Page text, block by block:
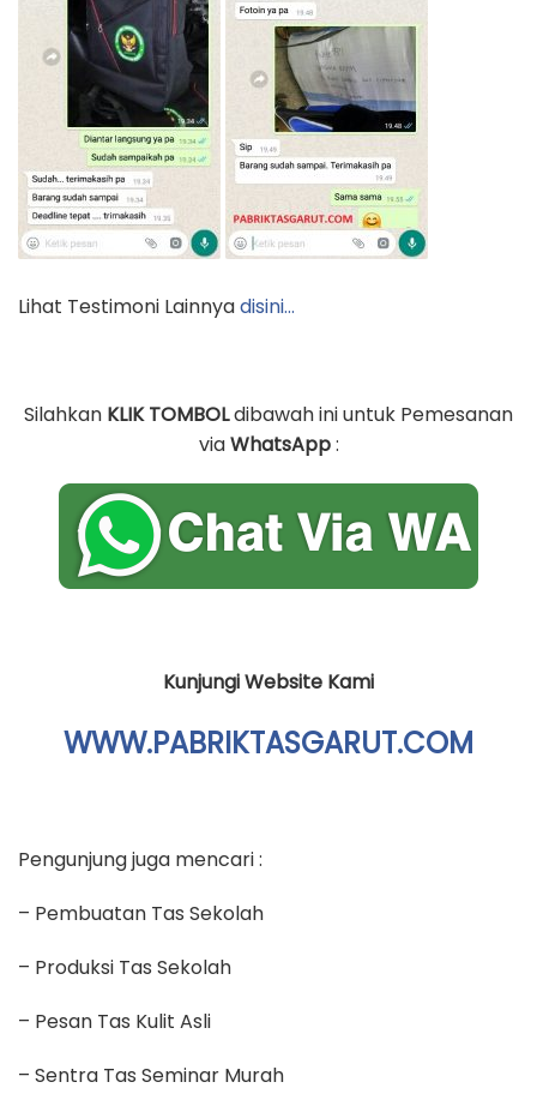
Lihat Testimoni Lainnyadisini…
Silahkan KLIK TOMBOLdibawah ini untuk Pemesanan
viaWhatsApp:
Kunjungi Website Kami
WWW.PABRIKTASGARUT.COM
Pengunjung juga mencari :
– Pembuatan Tas Sekolah
– Produksi Tas Sekolah
– Pesan Tas Kulit Asli
– Sentra Tas Seminar Murah